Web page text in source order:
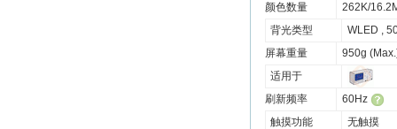
颜色数量
262K/
背光类型
WLED ,
屏幕重量
950g
适用于
刷新频率
60Hz
触摸功能
无触摸